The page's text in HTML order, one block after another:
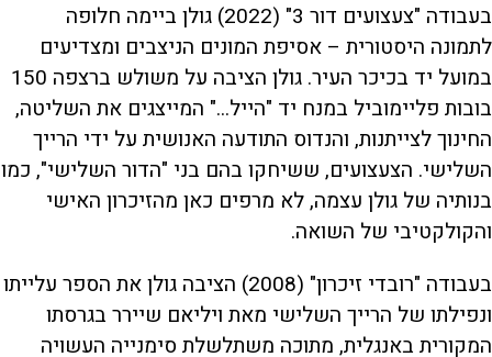
בעבודה "צעצועים דור 3" (2022) גולן ביימה חלופה
לתמונה היסטורית – אסיפת המונים הניצבים ומצדיעים
במועל יד בכיכר העיר. גולן הציבה על משולש ברצפה 150
בובות פליימוביל במנח יד "הייל..." המייצגים את השליטה,
החינוך לצייתנות, והנדוס התודעה האנושית על ידי הרייך
השלישי. הצעצועים, ששיחקו בהם בני "הדור השלישי", כמו
בנותיה של גולן עצמה, לא מרפים כאן מהזיכרון האישי
והקולקטיבי של השואה.
בעבודה "רובדי זיכרון" (2008) הציבה גולן את הספר עלייתו
ונפילתו של הרייך השלישי מאת ויליאם שיירר בגרסתו
המקורית באנגלית, מתוכה משתלשלת סימנייה העשויה